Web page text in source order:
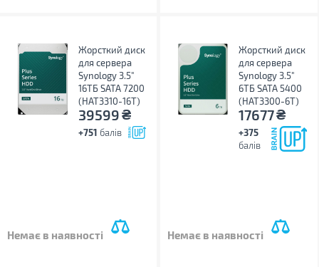
Жорсткий диск
для сервера
Synology 3.5"
16ТБ SATA 7200
(HAT3310-16T)
39599₴
+751 балів
Немає в наявності
Жорсткий диск
для сервера
Synology 3.5"
6ТБ SATA 5400
(HAT3300-6T)
17677₴
+375
балів
Немає в наявності